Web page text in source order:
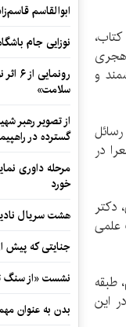
شیخ ابوجعفر محمدبن یعقوب‌بن اسحاق رازی معروف به شیخ کلینی سال 258 هجری
و
در
علمی
اهل قلم، طبقه
اين
ابوالقاسم
نوزایی جام
سلامت»
از تصویر رهبر
گسترده در
مرحله داوری
خورد
هشت سریال
جنایتی که پیش
نشست «از سنگ
بدن به عنوان